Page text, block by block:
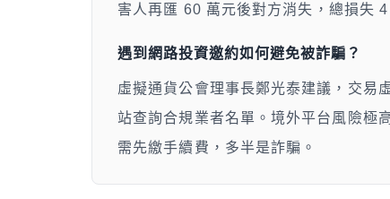
害人再匯 60 萬元後對方消失，總損失 4
遇到網路投資邀約如何避免被詐騙？
虛擬通貨公會理事長鄭光泰建議，交易
站查詢合規業者名單。境外平台風險極
需先繳手續費，多半是詐騙。